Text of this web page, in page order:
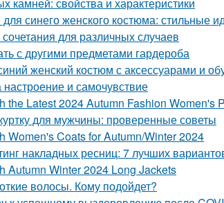
синего женского костюма: стильные
для различных случаев
с другими предметами гардероба
женский костюм с аксессуарами и
и самочувствие
the Latest 2024 Autumn Fashion Women's
для мужчины: проверенные советы
Women's Coats for Autumn/Winter 2024
накладных ресниц: 7 лучших
Autumn Winter 2024 Long Jackets
волосы. Кому подойдет?